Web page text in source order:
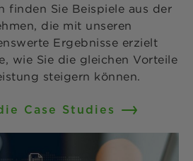
finden Sie Beispiele aus der
die mit unseren
Ergebnisse erzielt
wie Sie die gleichen Vorteile
steigern können.
Case Studies